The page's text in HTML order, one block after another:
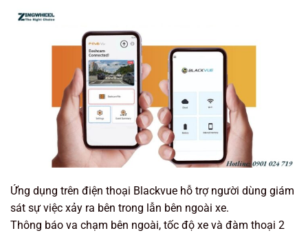
Ứng dụng trên điện thoại Blackvue hỗ trợ người dùng giám
sát sự việc xảy ra bên trong lẫn bên ngoài xe.
Thông báo va chạm bên ngoài, tốc độ xe và đàm thoại 2